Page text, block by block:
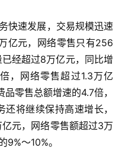
速发展，交易规模迅速
亿元，网络零售只有256
经超过8万亿元，同比增
，网络零售超过1.3万亿
零售总额增速的4.7倍，
将继续保持高速增长，
元，网络零售额超过3万
～10%。